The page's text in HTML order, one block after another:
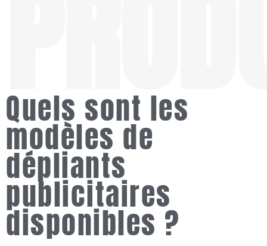
Quels sont les
modèles de
dépliants
publicitaires
disponibles ?